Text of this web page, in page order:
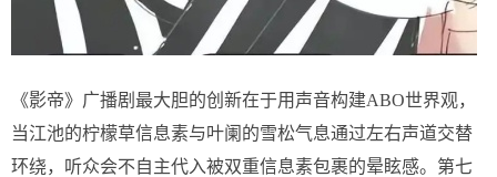
《影帝》广播剧最大胆的创新在于用声音构建ABO世界观，
当江池的柠檬草信息素与叶阑的雪松气息通过左右声道交替
环绕，听众会不自主代入被双重信息素包裹的晕眩感。第七